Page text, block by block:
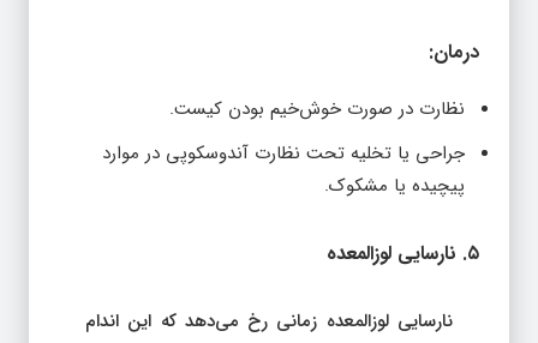
درمان:
نظارت در صورت خوش‌خیم بودن کیست.
جراحی یا تخلیه تحت نظارت آندوسکوپی در موارد
پیچیده یا مشکوک.
۵. نارسایی لوزالمعده
نارسایی لوزالمعده زمانی رخ می‌دهد که این اندام